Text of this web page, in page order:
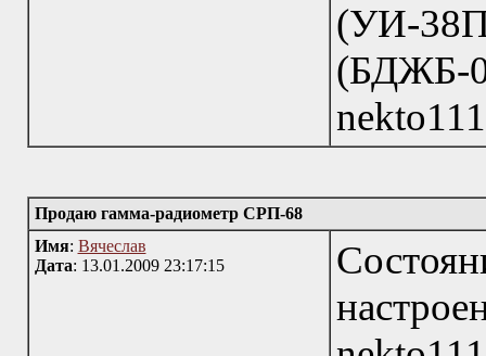
(УИ-
Продаю гамма-радиометр СРП-68
Имя: Вячеслав
Дата: 13.01.2009 23:17:15